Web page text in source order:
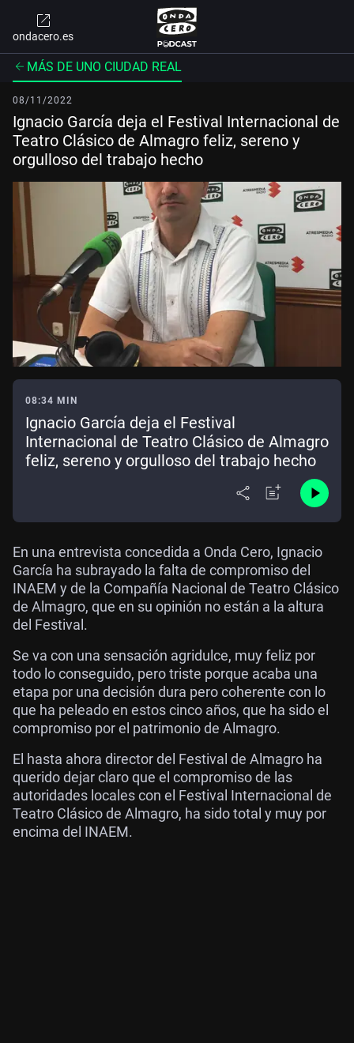
ondacero.es
MÁS DE UNO CIUDAD REAL
08/11/2022
Ignacio García deja el Festival Internacional de
Teatro Clásico de Almagro feliz, sereno y
orgulloso del trabajo hecho
08:34 MIN
Ignacio García deja el Festival
Internacional de Teatro Clásico de Almagro
feliz, sereno y orgulloso del trabajo hecho
En una entrevista concedida a Onda Cero, Ignacio
García ha subrayado la falta de compromiso del
INAEM y de la Compañía Nacional de Teatro Clásico
de Almagro, que en su opinión no están a la altura
del Festival.
Se va con una sensación agridulce, muy feliz por
todo lo conseguido, pero triste porque acaba una
etapa por una decisión dura pero coherente con lo
que ha peleado en estos cinco años, que ha sido el
compromiso por el patrimonio de Almagro.
El hasta ahora director del Festival de Almagro ha
querido dejar claro que el compromiso de las
autoridades locales con el Festival Internacional de
Teatro Clásico de Almagro, ha sido total y muy por
encima del INAEM.